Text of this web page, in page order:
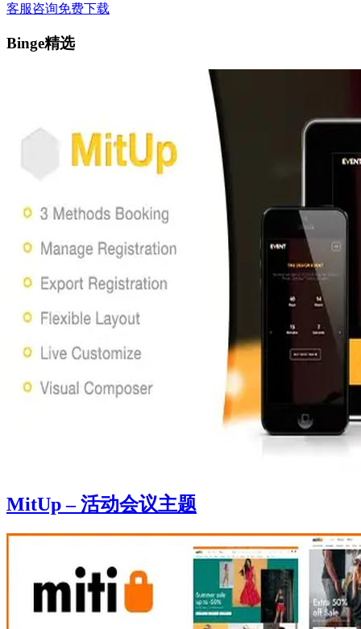
客服咨询免费下载
Binge精选
MitUp – 活动会议主题